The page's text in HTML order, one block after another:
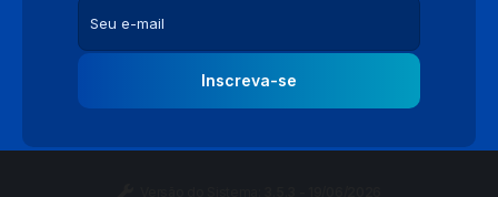
Inscreva-se